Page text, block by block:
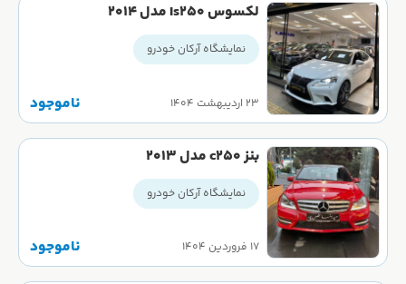
لکسوس Is250 مدل ۲۰۱۴
نمایشگاه آرکان خودرو
۲۳ اردیبهشت ۱۴۰۴ ناموجود
بنز c250 مدل ۲۰۱۳
نمایشگاه آرکان خودرو
۱۷ فروردین ۱۴۰۴ ناموجود